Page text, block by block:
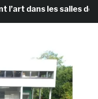
les salles de